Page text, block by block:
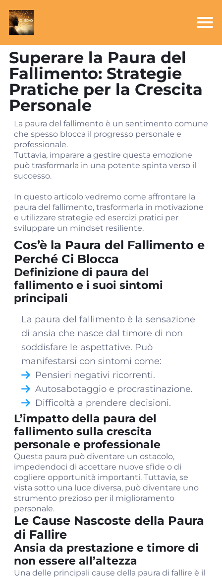
Superare la Paura del
Fallimento: Strategie
Pratiche per la Crescita
Personale
La paura del fallimento è un sentimento comune
che spesso blocca il progresso personale e
professionale.
Tuttavia, imparare a gestire questa emozione
può trasformarla in una potente spinta verso il
successo.
In questo articolo vedremo come affrontare la
paura del fallimento, trasformarla in motivazione
e utilizzare strategie ed esercizi pratici per
sviluppare un mindset resiliente.
Cos’è la Paura del Fallimento e
Perché Ci Blocca
Definizione di paura del
fallimento e i suoi sintomi
principali
La paura del fallimento è la sensazione
di ansia che nasce dal timore di non
soddisfare le aspettative. Può
manifestarsi con sintomi come:
Pensieri negativi ricorrenti.
Autosabotaggio e procrastinazione.
Difficoltà a prendere decisioni.
L’impatto della paura del
fallimento sulla crescita
personale e professionale
Questa paura può diventare un ostacolo,
impedendoci di accettare nuove sfide o di
cogliere opportunità importanti. Tuttavia, se
vista sotto una luce diversa, può diventare uno
strumento prezioso per il miglioramento
personale.
Le Cause Nascoste della Paura
di Fallire
Ansia da prestazione e timore di
non essere all’altezza
Una delle principali cause della paura di fallire è il